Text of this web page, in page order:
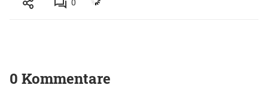
0
0 Kommentare